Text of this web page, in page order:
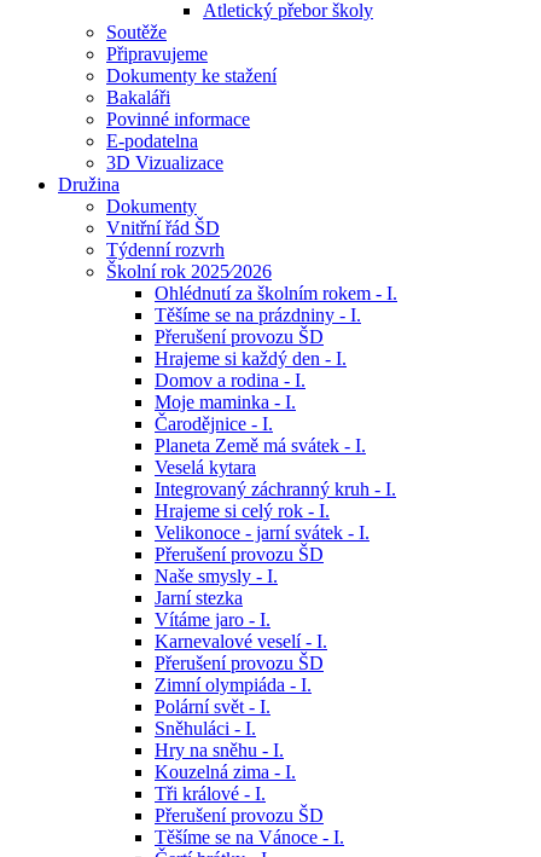
Atletický přebor školy
Soutěže
Připravujeme
Dokumenty ke stažení
Bakaláři
Povinné informace
E-podatelna
3D Vizualizace
Družina
Dokumenty
Vnitřní řád ŠD
Týdenní rozvrh
Školní rok 2025⁄2026
Ohlédnutí za školním rokem - I.
Těšíme se na prázdniny - I.
Přerušení provozu ŠD
Hrajeme si každý den - I.
Domov a rodina - I.
Moje maminka - I.
Čarodějnice - I.
Planeta Země má svátek - I.
Veselá kytara
Integrovaný záchranný kruh - I.
Hrajeme si celý rok - I.
Velikonoce - jarní svátek - I.
Přerušení provozu ŠD
Naše smysly - I.
Jarní stezka
Vítáme jaro - I.
Karnevalové veselí - I.
Přerušení provozu ŠD
Zimní olympiáda - I.
Polární svět - I.
Sněhuláci - I.
Hry na sněhu - I.
Kouzelná zima - I.
Tři králové - I.
Přerušení provozu ŠD
Těšíme se na Vánoce - I.